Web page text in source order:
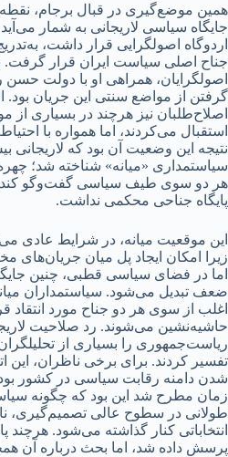
همین موضع‌گیری در قبال برجام،
جایگاه سیاسی لاریجانی به شمار
اردوگاه اصولگرایی قرار داشت،
جناح اصلی سیاست ایران قرار گرفت.
اصولگرایان، همراهی او با دولت حسن
گرفتن از مواضع سنتی این جریان بود.
اصلاح‌طلبان نیز هرچند در بسیاری از
استقبال می‌کردند، اما همواره با
نتیجه این وضعیت آن بود که لاریجانی
سیاستمداری «میانه» شناخته شد؛
هر دو سوی طیف سیاسی گفت‌وگو کند،
پایگاه جناحی محکمی نداشت.
این موقعیت میانه، در شرایط عادی
زیرا امکان ایجاد پل میان جریان‌های
اما در فضای سیاسی قطبی، چنین
ضعف تبدیل می‌شود. سیاستمداران
اغلب از سوی هر دو جناح مورد انتقاد
حاشیه‌نشین می‌شوند. رد صلاحیت
ریاست‌جمهوری را بسیاری از
تفسیر کردند. برای برخی ناظران، این
شدن دامنه رقابت سیاسی در کشور
زمان مطرح شد این بود که چگونه
طولانی در سطوح عالی تصمیم‌گیری،
انتخاباتی کنار گذاشته می‌شود.
پرسش داده شد، اما بحث درباره آن